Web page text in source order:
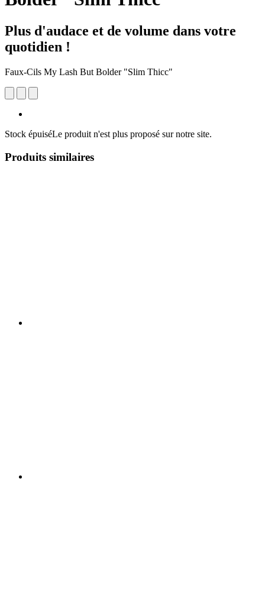
Plus d'audace et de volume dans votre
quotidien !
Faux-Cils My Lash But Bolder "Slim Thicc"
Stock épuiséLe produit n'est plus proposé sur notre site.
Produits similaires